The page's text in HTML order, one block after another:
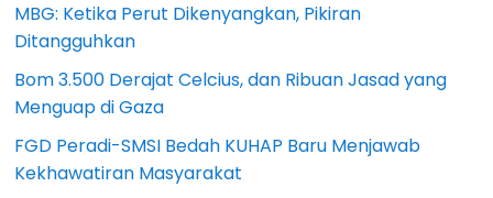
MBG: Ketika Perut Dikenyangkan, Pikiran
Ditangguhkan
Bom 3.500 Derajat Celcius, dan Ribuan Jasad yang
Menguap di Gaza
FGD Peradi-SMSI Bedah KUHAP Baru Menjawab
Kekhawatiran Masyarakat